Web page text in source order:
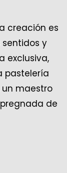
creación es
y
exclusiva,
pastelería
maestro
de